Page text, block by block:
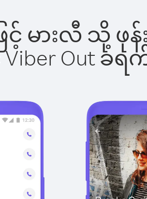
ြင့် မားလီ သို့
Out ခ